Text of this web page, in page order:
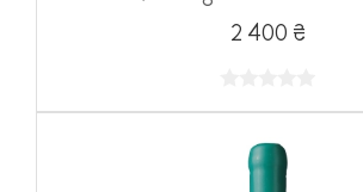
2 400 ₴